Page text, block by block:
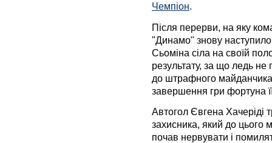
Чемпіон.
Після перерви, на яку
"Динамо" знову наступило
Сьоміна сіла на своїй
результату, за що ледь
до штрафного
завершення гри фортуна
Автогол Євгена Хачеріді
захисника, який до цього
почав нервувати і